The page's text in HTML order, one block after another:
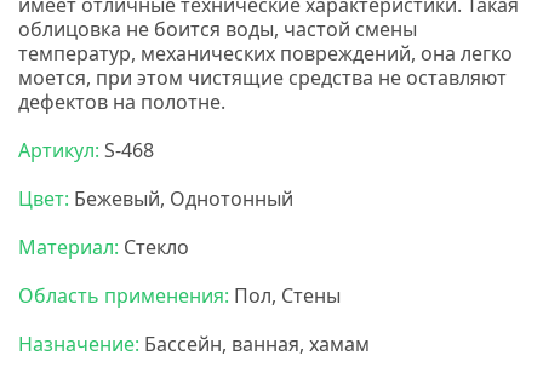
облицовка не боится воды, частой смены
температур, механических повреждений, она легко
моется, при этом чистящие средства не оставляют
дефектов на полотне.
Артикул: S-468
Цвет: Бежевый, Однотонный
Материал: Стекло
Область применения: Пол, Стены
Назначение: Бассейн, ванная, хамам